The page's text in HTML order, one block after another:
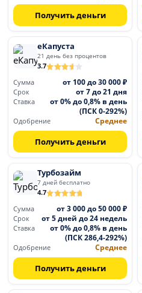
Получить деньги
еКапуста
21 день без процентов
3.7
Сумма
от 100 до 30 000 ₽
Срок от 7 до 21 дня
Ставка
от 0% до 0,8% в день
(ПСК 0-292%)
Одобрение Среднее
Получить деньги
Турбозайм
7 дней бесплатно
4.7
Сумма
от 3 000 до 50 000 ₽
Срок от 5 дней до 24 недель
Ставка
от 0% до 0,8% в день
(ПСК 286,4-292%)
Одобрение Среднее
Получить деньги